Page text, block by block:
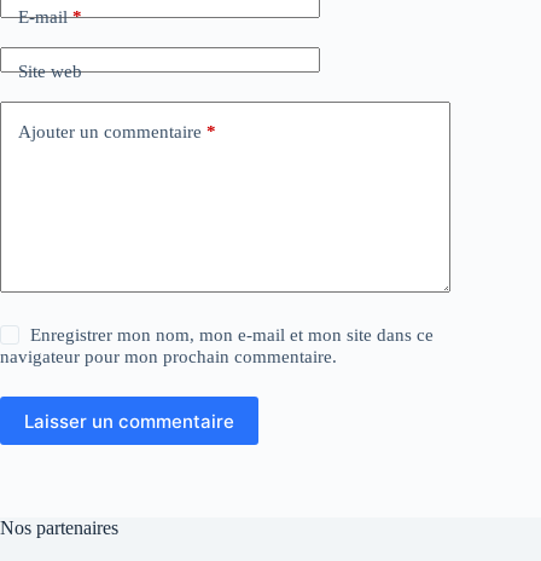
E-mail*
Site web
Ajouter un commentaire *
Enregistrer mon nom, mon e-mail et mon site dans ce
navigateur pour mon prochain commentaire.
Laisser un commentaire
Nos partenaires